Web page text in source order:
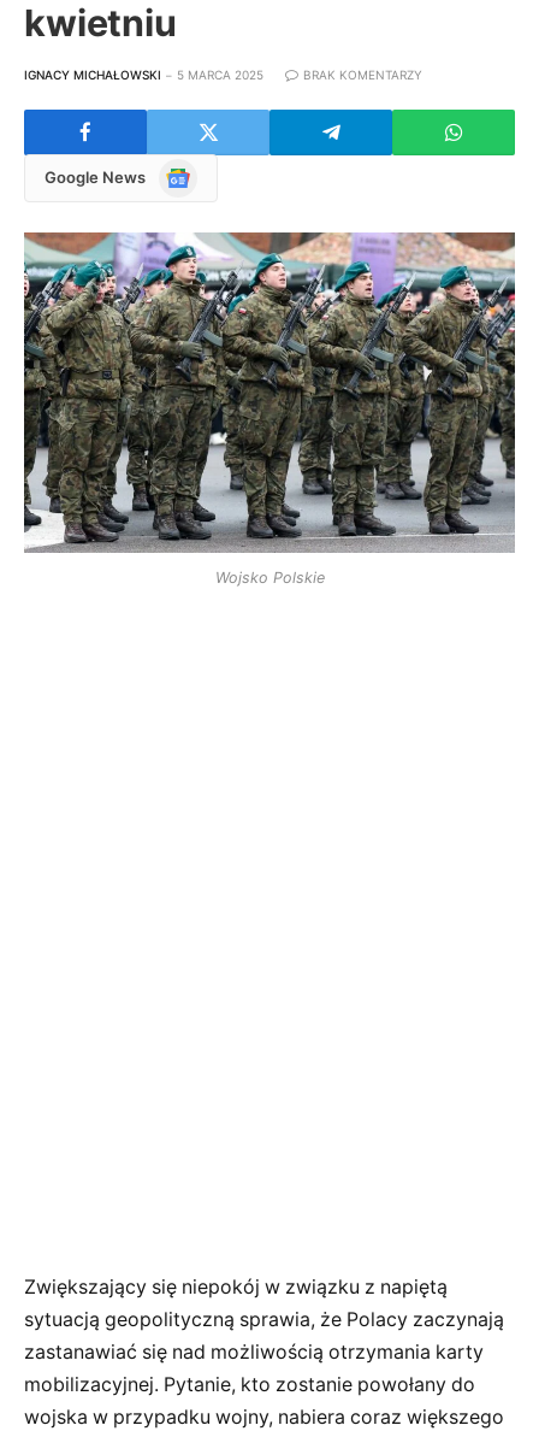
kwietniu
IGNACY MICHAŁOWSKI 5 MARCA 2025 BRAK KOMENTARZY
Google News
Google
Wojsko Polskie
Zwiększający się niepokój w związku z napiętą
sytuacją geopolityczną sprawia, że Polacy zaczynają
zastanawiać się nad możliwością otrzymania karty
mobilizacyjnej. Pytanie, kto zostanie powołany do
wojska w przypadku wojny, nabiera coraz większego